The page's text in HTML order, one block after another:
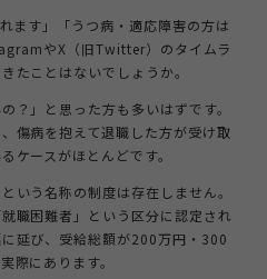
いて
ます」「うつ病・適応障害の方は
やX（旧Twitter）のタイムラ
たことはないでしょうか。
？」と思った方も多いはずです。
傷病を抱えて退職した方が受け取
ケースがほとんどです。
いう名称の制度は存在しません。
職困難者」という区分に認定され
延び、受給総額が200万円・300
際にあります。